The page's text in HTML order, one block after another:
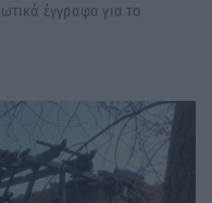
έγγραφα για το